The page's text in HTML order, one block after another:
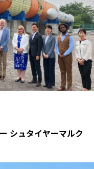
シュタイヤーマルク